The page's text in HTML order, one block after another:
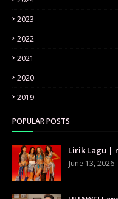
2023
2022
2021
2020
2019
POPULAR POSTS
Lirik Lagu |
June 13, 2026